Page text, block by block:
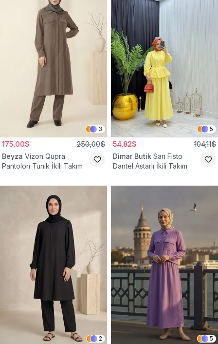
3
175,00$ 250,00$
Beyza Vizon Qupra
Pantolon Tunik İkili Takım
5
54,82$ 104,11$
Dimar Butik Sarı Fisto
Dantel Astarlı İkili Takım
2 5